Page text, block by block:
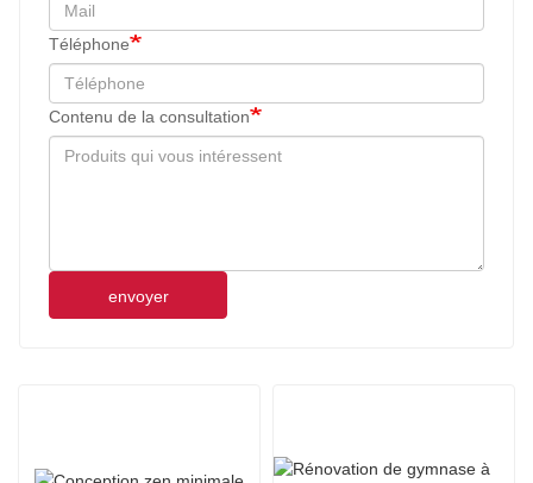
Téléphone
Contenu de la consultation
envoyer